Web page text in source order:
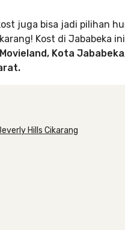
juga bisa jadi pilihan
Kost di Jababeka
Movieland, Kota
Hills Cikarang